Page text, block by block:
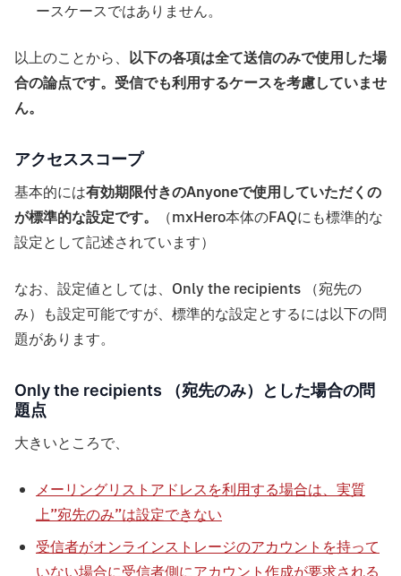
ースケースではありません。
以上のことから、 以下の各項は全て送信のみで使用した場
合の論点です。受信でも利用するケースを考慮していませ
ん。
アクセススコープ
基本的には有効期限付きのAnyoneで使用していただくの
が標準的な設定です。
（mxHero本体のFAQにも標準的な
設定として記述されています）
なお、設定値としては、Only the recipients （宛先の
み）も設定可能ですが、標準的な設定とするには以下の問
題があります。
Only the recipients （宛先のみ）とした場合の問
題点
大きいところで、
メーリングリストアドレスを利用する場合は、実質
上”宛先のみ”は設定できない
受信者がオンラインストレージのアカウントを持って